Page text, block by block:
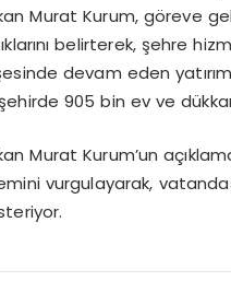
Murat Kurum, göreve
belirterek, şehre
devam eden
905 bin ev ve
Murat Kurum’un
vurgulayarak,